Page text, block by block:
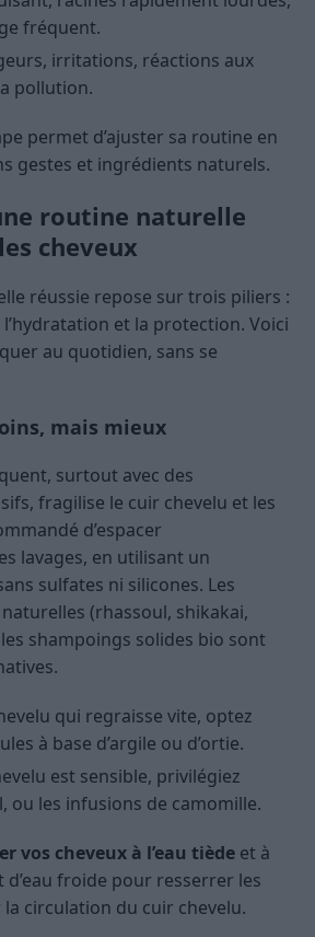
fréquent.
irritations, réactions aux
pollution.
permet d’ajuster sa routine en
gestes et ingrédients naturels.
routine naturelle
cheveux
réussie repose sur trois piliers :
et la protection. Voici
au quotidien, sans se
mais mieux
surtout avec des
fragilise le cuir chevelu et les
d’espacer
lavages, en utilisant un
sulfates ni silicones. Les
naturelles (rhassoul, shikakai,
shampoings solides bio sont
qui regraisse vite, optez
à base d’argile ou d’ortie.
est sensible, privilégiez
ou les infusions de camomille.
vos cheveux à l’eau tiède et à
froide pour resserrer les
circulation du cuir chevelu.